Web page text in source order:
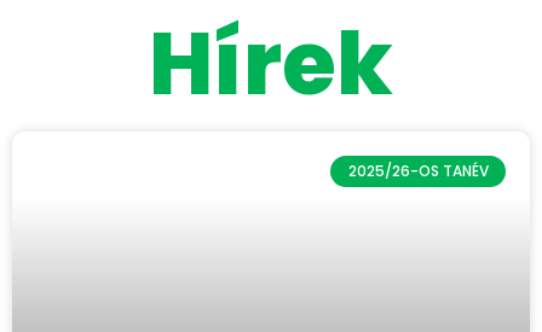
Hírek
2025/26-OS TANÉV